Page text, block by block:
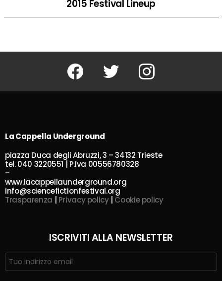
2015 Festival Lineup
Facebook Twitter Instagram
La Cappella Underground
piazza Duca degli Abruzzi, 3 – 34132 Trieste
tel. 040 3220551 | P.Iva 00556780328
–
www.lacappellaunderground.org
info@sciencefictionfestival.org
Trasparenza
Privacy policy| Cookie policy
ISCRIVITI ALLA NEWSLETTER